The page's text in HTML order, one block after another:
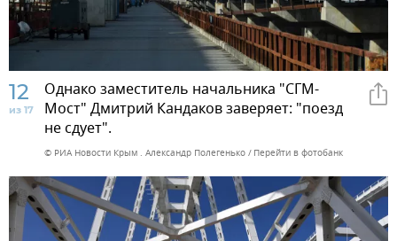
12
из 17
Однако заместитель начальника "СГМ-
Мост" Дмитрий Кандаков заверяет: "поезд
не сдует".
© РИА Новости Крым . Александр Полегенько Перейти в фотобанк